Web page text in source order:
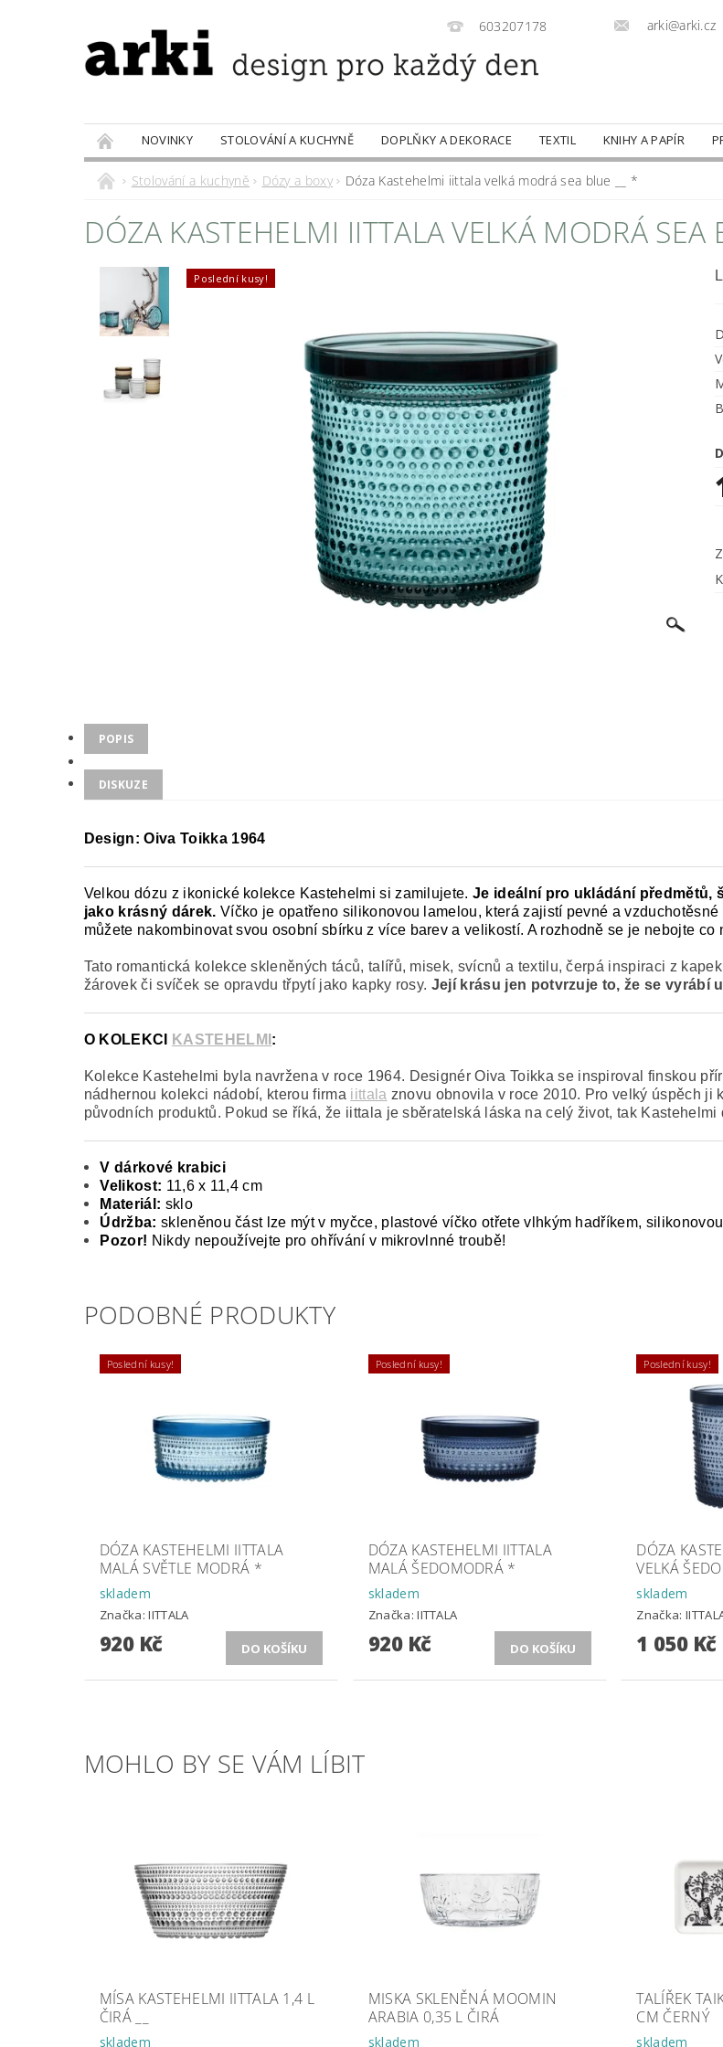
603207178 arki@arki.cz
NOVINKY STOLOVÁNÍ A KUCHYNĚ DOPLŇKY A DEKORACE TEXTIL KNIHY A PAPÍR
PRODÁVANÉ ZNAČKY
DOBROTY
Stolování a kuchyně Dózy a boxy Dóza Kastehelmi iittala velká modrá sea blue __ *
DÓZA KASTEHELMI IITTALA VELKÁ MODRÁ SEA
Poslední kusy!
POPIS
DISKUZE
Design: Oiva Toikka 1964
Velkou dózu z ikonické kolekce Kastehelmi si zamilujete.Je ideální pro ukládání předmětů,
jako krásný dárek. Víčko je opatřeno silikonovou lamelou, která zajistí pevné a
můžete nakombinovat svou osobní sbírku z více barev a velikostí. A rozhodně se je nebojte co
Tato romantická kolekce skleněných táců, talířů, misek, svícnů a textilu, čerpá inspiraci z
žárovek či svíček se opravdu třpytí jako kapky rosy. Její krásu jen potvrzuje to, že se vyrábí
O KOLEKCI KASTEHELMI :
Kolekce Kastehelmi byla navržena v roce 1964. Designér Oiva Toikka se inspiroval finskou
nádhernou kolekci nádobí, kterou firma iittala znovu obnovila v roce 2010. Pro velký úspěch ji
původních produktů. Pokud se říká, že iittala je sběratelská láska na celý život, tak
V dárkové krabici
Velikost: 11,6 x 11,4 cm
Materiál: sklo
Údržba: skleněnou část lze mýt v myčce, plastové víčko otřete vlhkým hadříkem,
Pozor! Nikdy nepoužívejte pro ohřívání v mikrovlnné troubě!
PODOBNÉ PRODUKTY
Poslední kusy!
DÓZA KASTEHELMI IITTALA
MALÁ SVĚTLE MODRÁ *
skladem
Značka:IITTALA
920 Kč
Poslední kusy!
DÓZA KASTEHELMI IITTALA
MALÁ ŠEDOMODRÁ *
skladem
Značka:IITTALA
920 Kč
Poslední kusy!
DÓZA
VELKÁ
skladem
Značka:
1 050 Kč
MOHLO BY SE VÁM LÍBIT
MÍSA KASTEHELMI IITTALA 1,4 L
ČIRÁ __
skladem
MISKA SKLENĚNÁ MOOMIN
ARABIA 0,35 L ČIRÁ
skladem
TALÍŘEK
CM ČERNÝ
skladem